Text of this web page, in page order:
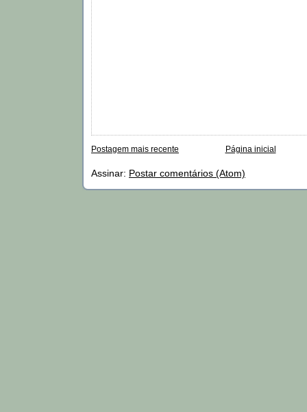
Postagem mais recente Página inicial
Assinar: Postar comentários (Atom)